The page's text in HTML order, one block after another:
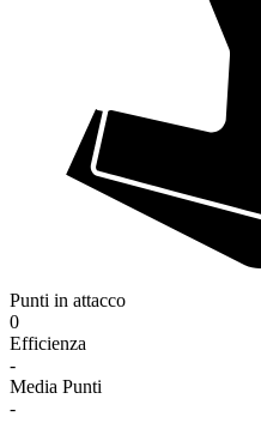
Punti in attacco
0
Efficienza
-
Media Punti
-